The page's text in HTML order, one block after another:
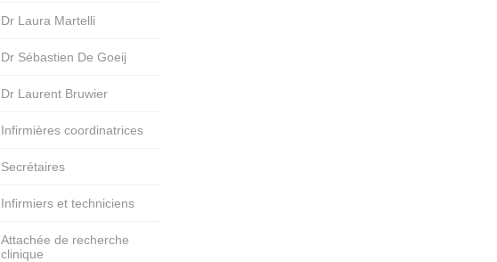
Dr Laura Martelli
Dr Sébastien De Goeij
Dr Laurent Bruwier
Infirmières coordinatrices
Secrétaires
Infirmiers et techniciens
Attachée de recherche
clinique